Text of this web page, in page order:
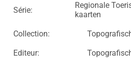
Série:
Regionale
kaarten
Collection:
Editeur: